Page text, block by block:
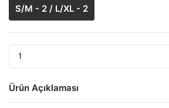
S/M - 2 / L/XL - 2
Ürün Açıklaması